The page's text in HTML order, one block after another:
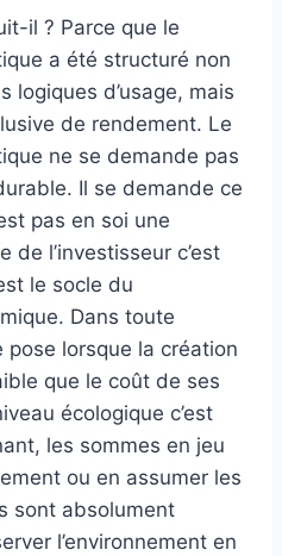
il ? Parce que le
a été structuré non
logiques d’usage, mais
de rendement. Le
ne se demande pas
Il se demande ce
pas en soi une
de l’investisseur c’est
le socle du
Dans toute
lorsque la création
que le coût de ses
écologique c’est
les sommes en jeu
ou en assumer les
sont absolument
l’environnement en